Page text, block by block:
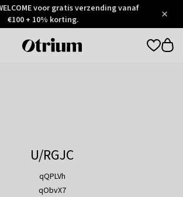
voor gratis verzending vanaf
€100 + 10% korting.
Otrium
U/RGJC
qQPLVh
qObvX7